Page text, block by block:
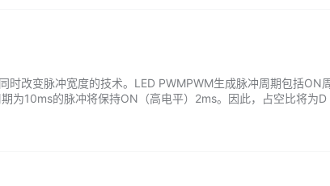
改变脉冲宽度的技术。LED PWMPWM生成脉冲周期包括ON
为10ms的脉冲将保持ON（高电平）2ms。因此，占空比将为